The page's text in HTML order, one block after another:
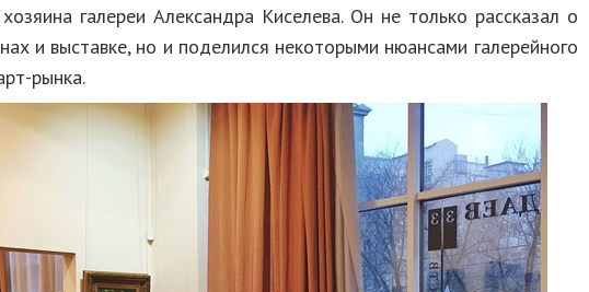
галереи Александра Киселева. Он не только рассказал о
и выставке, но и поделился некоторыми нюансами галерейного
рынка.